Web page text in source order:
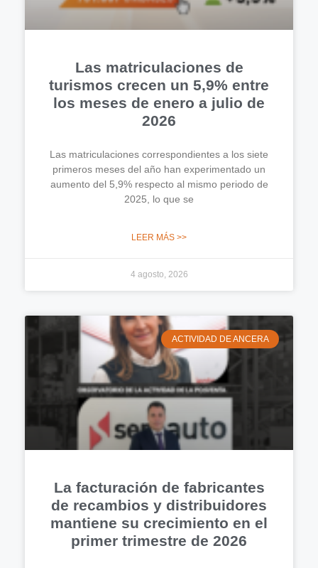
Las matriculaciones de
turismos crecen un 5,9% entre
los meses de enero a julio de
2026
Las matriculaciones correspondientes a los siete
primeros meses del año han experimentado un
aumento del 5,9% respecto al mismo periodo de
2025, lo que se
LEER MÁS >>
4 agosto, 2026
ACTIVIDAD DE ANCERA
La facturación de fabricantes
de recambios y distribuidores
mantiene su crecimiento en el
primer trimestre de 2026